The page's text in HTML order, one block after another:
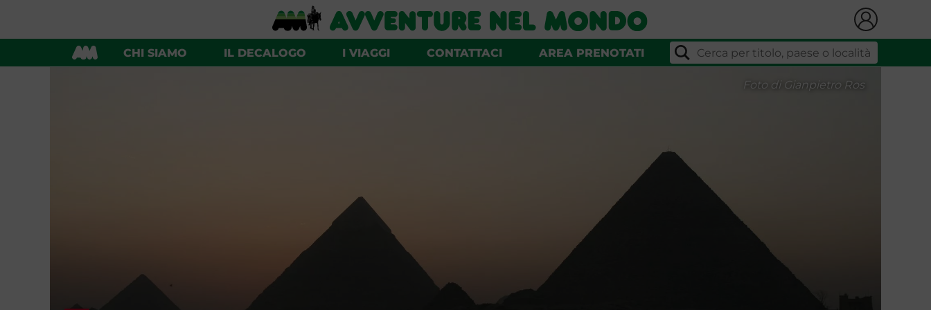
CHI SIAMO IL DECALOGO I VIAGGI CONTATTACI AREA PRENOTATI
Foto di Gianpietro Ros